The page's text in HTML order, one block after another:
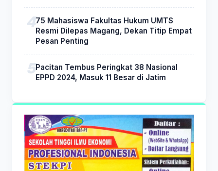
75 Mahasiswa Fakultas Hukum UMTS
Resmi Dilepas Magang, Dekan Titip Empat
Pesan Penting
Pacitan Tembus Peringkat 38 Nasional
EPPD 2024, Masuk 11 Besar di Jatim